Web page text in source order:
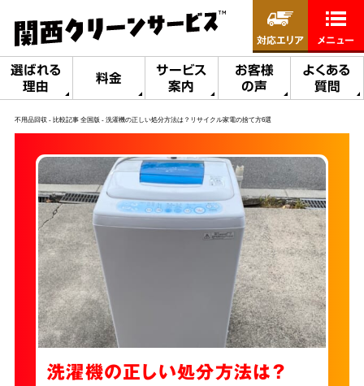
選ばれる
理由
料金
サービス
案内
お客様
の声
よくある
質問
対応エリア メニュー
不用品回収 比較記事 全国版 洗濯機の正しい処分方法は？リサイクル家電の捨て方6選
洗濯機の正しい処分方法は？